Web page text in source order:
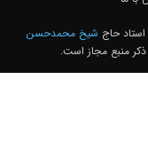
حاج شیخ محمدحسن
منبع مجاز است.